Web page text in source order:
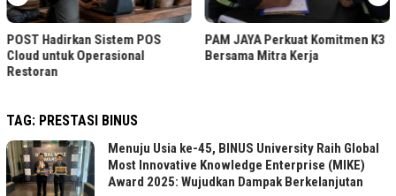
POST Hadirkan Sistem POS
Cloud untuk Operasional
Restoran
PAM JAYA Perkuat Komitmen K3
Bersama Mitra Kerja
TAG: PRESTASI BINUS
Menuju Usia ke-45, BINUS University Raih Global
Most Innovative Knowledge Enterprise (MIKE)
Award 2025: Wujudkan Dampak Berkelanjutan